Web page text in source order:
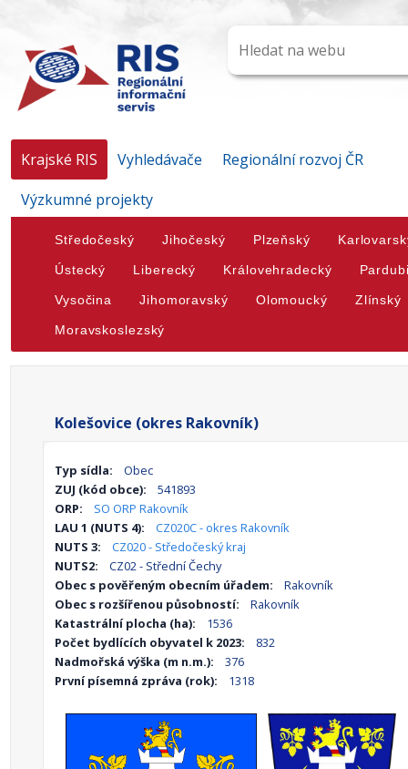
Krajské RIS Vyhledávače
Regionální rozvoj ČR
Výzkumné projekty
Středočeský Jihočeský Plzeňský
Ústecký Liberecký Královehradecký
Vysočina Jihomoravský Olomoucký Zlínský
Moravskoslezský
Kolešovice (okres Rakovník)
Typ sídla:
Obec
ZUJ (kód obce):
541893
ORP:
SO ORP Rakovník
LAU 1 (NUTS 4):
CZ020C - okres Rakovník
NUTS 3:
CZ020 - Středočeský kraj
NUTS2:
CZ02 - Střední Čechy
Obec s pověřeným obecním úřadem:
Rakovník
Obec s rozšířenou působností:
Rakovník
Katastrální plocha (ha):
1536
Počet bydlících obyvatel k 2023:
832
Nadmořská výška (m n.m.):
376
První písemná zpráva (rok):
1318